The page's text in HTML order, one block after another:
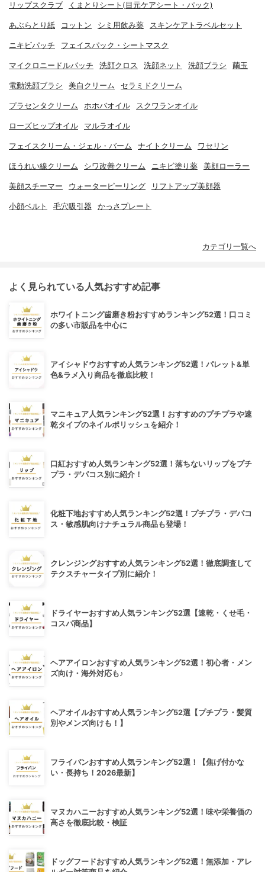
リップスクラブ くまとりシート(目元ケアシート・パック)
あぶらとり紙 コットン シミ用飲み薬 スキンケアトラベルセット
ニキビパッチ フェイスパック・シートマスク
マイクロニードルパッチ 洗顔クロス 洗顔ネット 洗顔ブラシ 繭玉
電動洗顔ブラシ 美白クリーム セラミドクリーム
プラセンタクリーム ホホバオイル スクワランオイル
ローズヒップオイル マルラオイル
フェイスクリーム・ジェル・バーム ナイトクリーム ワセリン
ほうれい線クリーム シワ改善クリーム ニキビ塗り薬 美顔ローラー
美顔スチーマー ウォーターピーリング リフトアップ美顔器
小顔ベルト 毛穴吸引器 かっさプレート
カテゴリ一覧へ
よく見られている人気おすすめ記事
ホワイトニング歯磨き粉おすすめランキング52選！口コミ
の多い市販品を中心に
アイシャドウおすすめ人気ランキング52選！パレット&単
色&ラメ入り商品を徹底比較！
マニキュア人気ランキング52選！おすすめのプチプラや速
乾タイプのネイルポリッシュを紹介！
口紅おすすめ人気ランキング52選！落ちないリップをプチ
プラ・デパコス別に紹介！
化粧下地おすすめ人気ランキング52選！プチプラ・デパコ
ス・敏感肌向けナチュラル商品も登場！
クレンジングおすすめ人気ランキング52選！徹底調査して
テクスチャータイプ別に紹介！
ドライヤーおすすめ人気ランキング52選【速乾・くせ毛・
コスパ商品】
ヘアアイロンおすすめ人気ランキング52選！初心者・メン
ズ向け・海外対応も♪
ヘアオイルおすすめ人気ランキング52選【プチプラ・髪質
別やメンズ向けも！】
フライパンおすすめ人気ランキング52選！【焦げ付かな
い・長持ち！2026最新】
マヌカハニーおすすめ人気ランキング52選！味や栄養価の
高さを徹底比較・検証
ドッグフードおすすめ人気ランキング52選！無添加・アレ